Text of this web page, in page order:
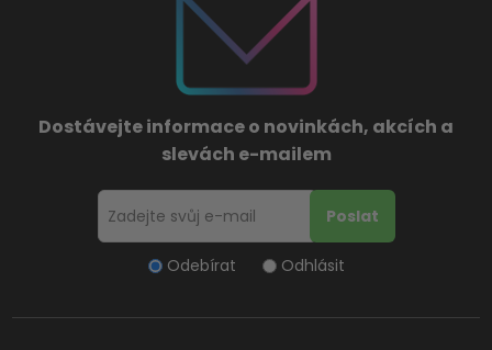
Dostávejte informace o novinkách, akcích a
slevách e-mailem
Odebírat Odhlásit